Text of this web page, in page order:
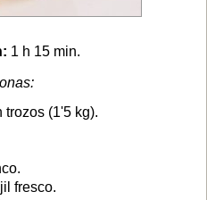
1 h 15 min.
trozos (1'5 kg).
fresco.